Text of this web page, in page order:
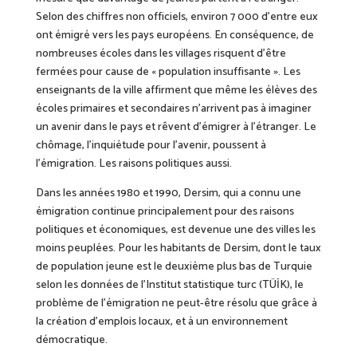
Selon des chiffres non officiels, environ 7 000 d’entre eux
ont émigré vers les pays européens. En conséquence, de
nombreuses écoles dans les villages risquent d’être
fermées pour cause de « population insuffisante ». Les
enseignants de la ville affirment que même les élèves des
écoles primaires et secondaires n’arrivent pas à imaginer
un avenir dans le pays et rêvent d’émigrer à l’étranger. Le
chômage, l’inquiétude pour l’avenir, poussent à
l’émigration. Les raisons politiques aussi.
Dans les années 1980 et 1990, Dersim, qui a connu une
émigration continue principalement pour des raisons
politiques et économiques, est devenue une des villes les
moins peuplées. Pour les habitants de Dersim, dont le taux
de population jeune est le deuxième plus bas de Turquie
selon les données de l’Institut statistique turc (TÜİK), le
problème de l’émigration ne peut-être résolu que grâce à
la création d’emplois locaux, et à un environnement
démocratique.